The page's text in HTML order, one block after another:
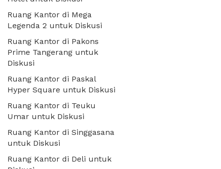
Ruang Kantor di Mega
Legenda 2 untuk Diskusi
Ruang Kantor di Pakons
Prime Tangerang untuk
Diskusi
Ruang Kantor di Paskal
Hyper Square untuk Diskusi
Ruang Kantor di Teuku
Umar untuk Diskusi
Ruang Kantor di Singgasana
untuk Diskusi
Ruang Kantor di Deli untuk